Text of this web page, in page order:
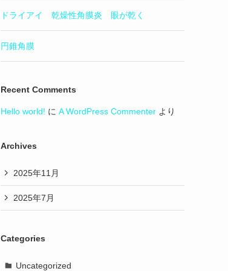
ドライアイ 乾燥性角膜炎 眼が乾く
円錐角膜
Recent Comments
Hello world! に A WordPress Commenter より
Archives
2025年11月
2025年7月
Categories
Uncategorized